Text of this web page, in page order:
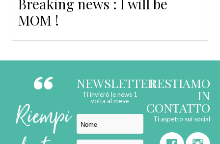
Breaking news : I will be
MOM !
Riempi
NEWSLETTER
Ti invierò le news 1
volta al mese
RESTIAMO
IN
CONTATTO
Ti aspetto sui social